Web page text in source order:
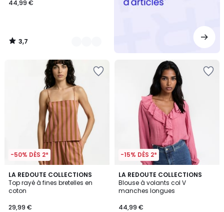
44,99 €
3,7
/
-50% DÈS 2*
LA REDOUTE COLLECTIONS
Top rayé à fines bretelles en
coton
29,99 €
5
/
5
-15% DÈS 2*
LA REDOUTE COLLECTIONS
Blouse à volants col V
manches longues
44,99 €
2
Couleurs